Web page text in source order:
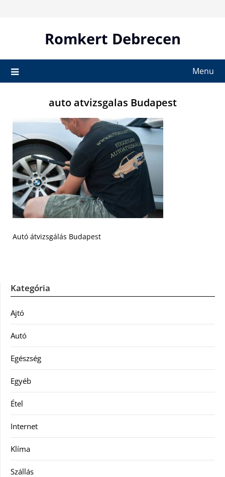
Romkert Debrecen
Menu
auto atvizsgalas Budapest
Autó átvizsgálás Budapest
Kategória
Ajtó
Autó
Egészség
Egyéb
Étel
Internet
Klíma
Szállás